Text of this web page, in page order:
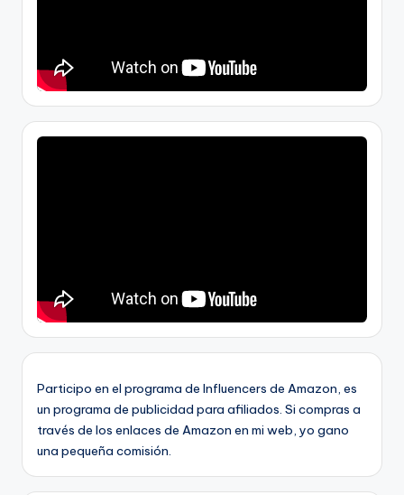
Participo en el programa de Influencers de Amazon, es
un programa de publicidad para afiliados. Si compras a
través de los enlaces de Amazon en mi web, yo gano
una pequeña comisión.